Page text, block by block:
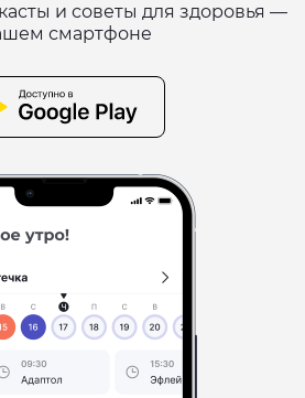
и советы для здоровья —
смартфоне